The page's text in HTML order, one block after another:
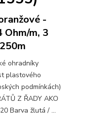
-
m, 3
ohradníky
plastového
podmínkách)
Z ŘADY AKO
Barva žlutá / ...